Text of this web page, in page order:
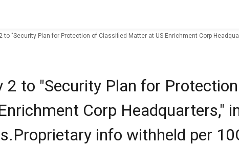
to "Security Plan for Protection of Classified Matter at US Enrichment Corp
2 to "Security Plan for
Corp Headquarters,"
info withheld per